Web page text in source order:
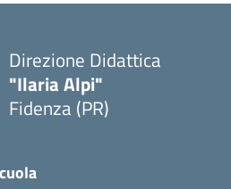
Direzione Didattica
"Ilaria Alpi"
Fidenza (PR)